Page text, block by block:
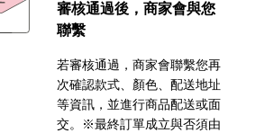
審核通過後，商家會與您
聯繫
若審核通過，商家會聯繫您再
次確認款式、顏色、配送地址
等資訊，並進行商品配送或面
交。※最終訂單成立與否須由